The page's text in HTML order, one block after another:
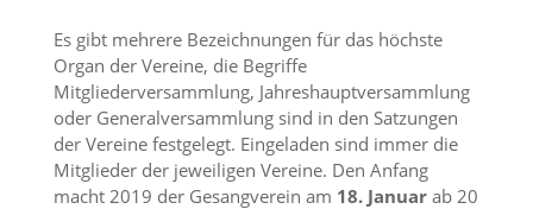
Es gibt mehrere Bezeichnungen für das höchste
Organ der Vereine, die Begriffe
Mitgliederversammlung, Jahreshauptversammlung
oder Generalversammlung sind in den Satzungen
der Vereine festgelegt. Eingeladen sind immer die
Mitglieder der jeweiligen Vereine. Den Anfang
macht 2019 der Gesangverein am 18. Januarab 20